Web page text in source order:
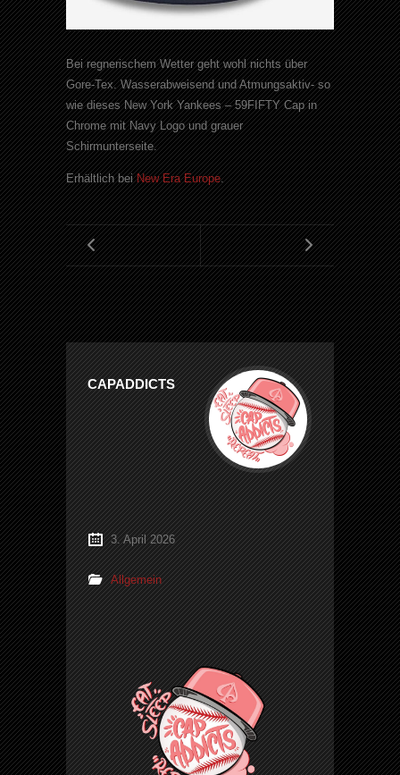
Bei regnerischem Wetter geht wohl nichts über
Gore-Tex. Wasserabweisend und Atmungsaktiv- so
wie dieses New York Yankees – 59FIFTY Cap in
Chrome mit Navy Logo und grauer
Schirmunterseite.
Erhältlich beiNew Era Europe.
CAPADDICTS
3. April 2026
Allgemein